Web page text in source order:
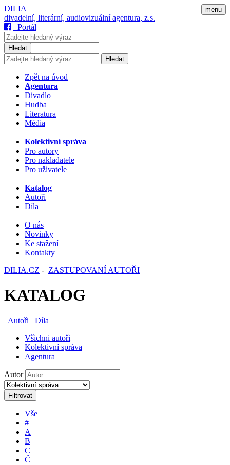
menu
DILIA
divadelní, literární, audiovizuální agentura, z.s.
Portál
Hledat
Hledat
Zpět na úvod
Agentura
Divadlo
Hudba
Literatura
Média
Kolektivní správa
Pro autory
Pro nakladatele
Pro uživatele
Katalog
Autoři
Díla
O nás
Novinky
Ke stažení
Kontakty
DILIA.CZ - ZASTUPOVANÍ AUTOŘI
KATALOG
Autoři
Díla
Všichni autoři
Kolektivní správa
Agentura
Autor
Filtrovat
Vše
#
A
B
C
Č